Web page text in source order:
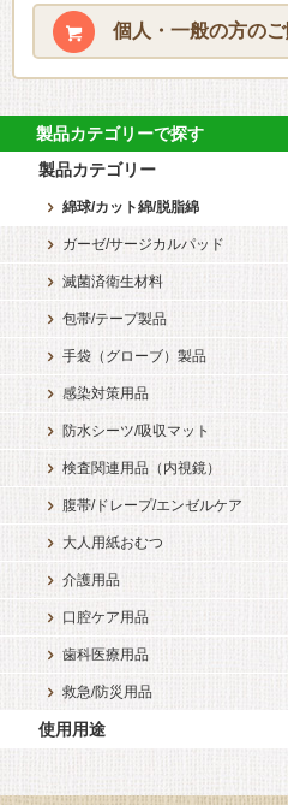
個人・一般の方の
製品カテゴリーで探す
製品カテゴリー
綿球/カット綿/脱脂綿
ガーゼ/サージカルパッド
滅菌済衛生材料
包帯/テープ製品
手袋（グローブ）製品
感染対策用品
防水シーツ/吸収マット
検査関連用品（内視鏡）
腹帯/ドレープ/エンゼルケア
大人用紙おむつ
介護用品
口腔ケア用品
歯科医療用品
救急/防災用品
使用用途